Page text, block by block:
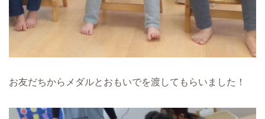
お友だちからメダルとおもいでを渡してもらいました！